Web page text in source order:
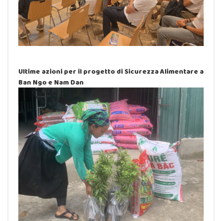
Ultime azioni per il progetto di Sicurezza Alimentare a
Ban Ngo e Nam Dan